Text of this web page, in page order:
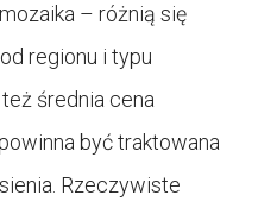
– różnią się
regionu i typu
średnia cena
być traktowana
Rzeczywiste